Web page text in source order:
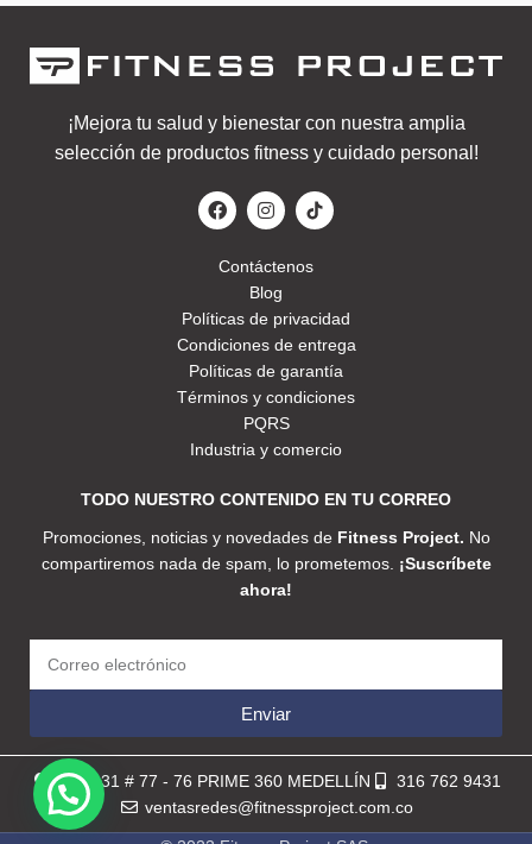
¡Mejora tu salud y bienestar con nuestra amplia
selección de productos fitness y cuidado personal!
Contáctenos
Blog
Políticas de privacidad
Condiciones de entrega
Políticas de garantía
Términos y condiciones
PQRS
Industria y comercio
TODO NUESTRO CONTENIDO EN TU CORREO
Promociones, noticias y novedades de Fitness Project. No
compartiremos nada de spam, lo prometemos. ¡Suscríbete
ahora!
Enviar
Calle 31 # 77 - 76 PRIME 360 MEDELLÍN
316 762 9431
ventasredes@fitnessproject.com.co